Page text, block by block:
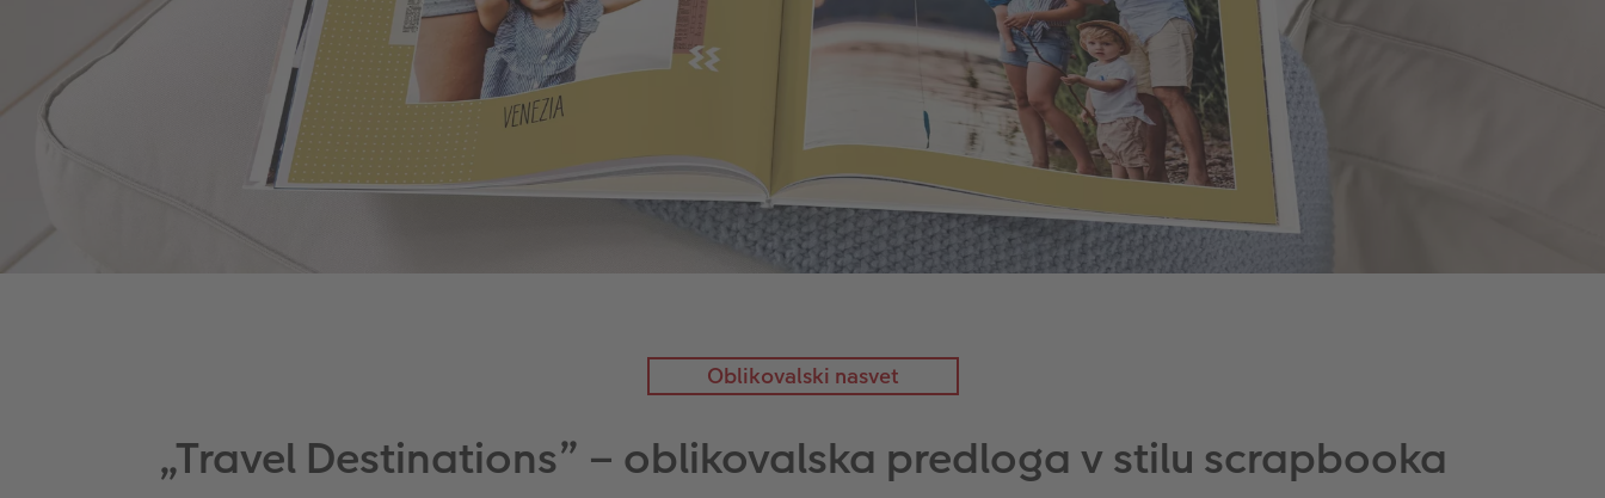
Oblikovalski nasvet
„Travel Destinations” – oblikovalska predloga v stilu scrapbooka